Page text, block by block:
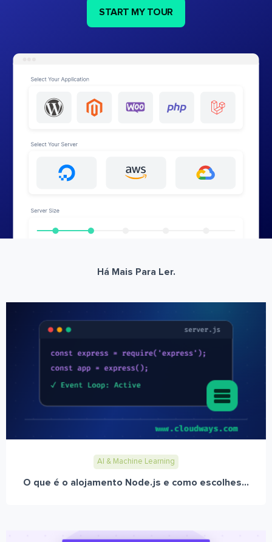
START MY TOUR
Há Mais Para Ler.
AI & Machine Learning
O que é o alojamento Node.js e como escolhes...